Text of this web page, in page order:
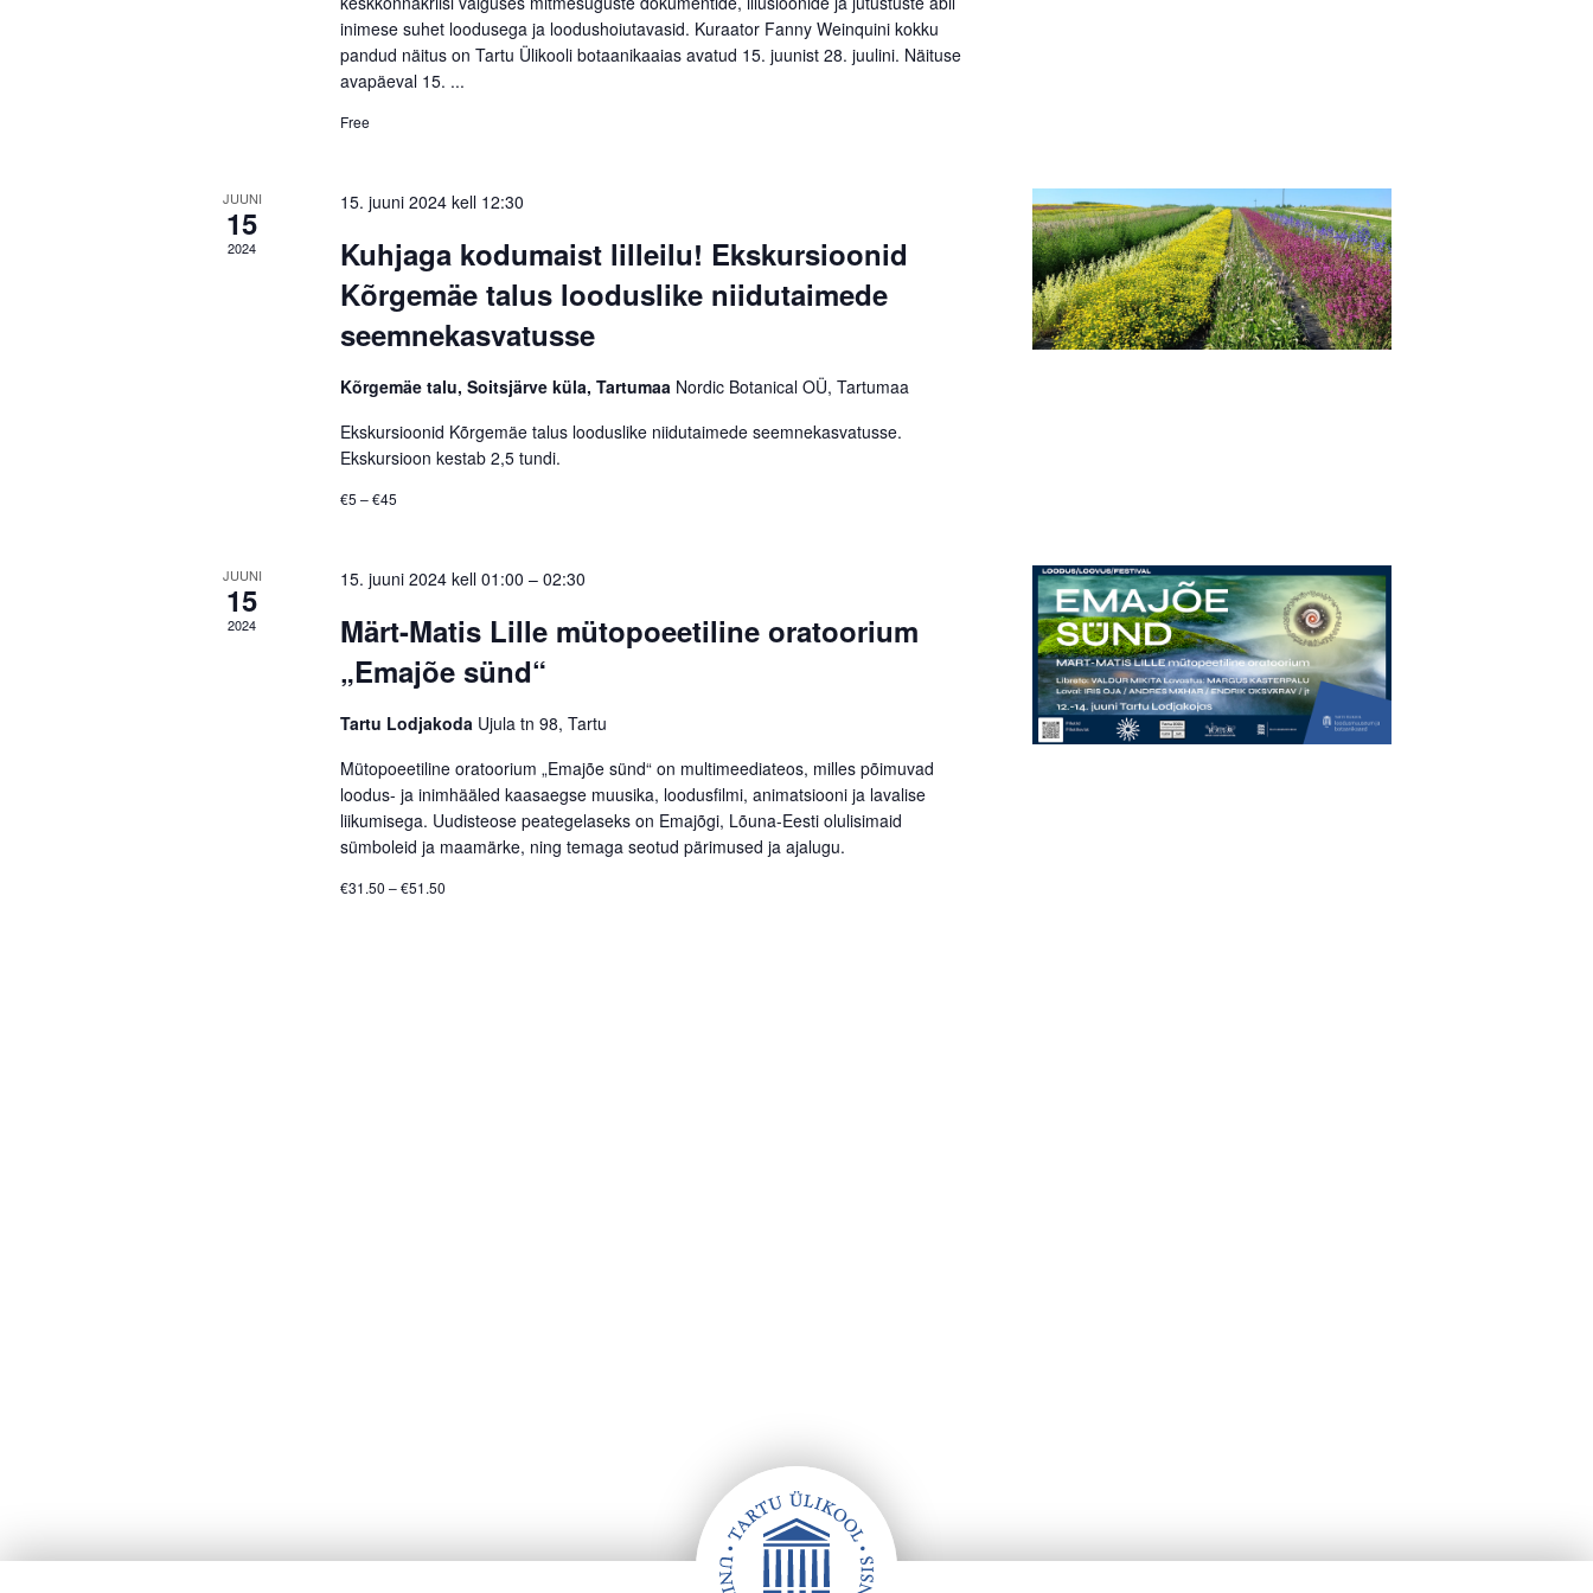
inimese suhet loodusega ja loodushoiutavasid. Kuraator Fanny Weinquini kokku
pandud näitus on Tartu Ülikooli botaanikaaias avatud 15. juunist 28. juulini. Näituse
avapäeval 15. ...
Free
JUUNI
15
2024
15. juuni 2024 kell 12:30
Kuhjaga kodumaist lilleilu! Ekskursioonid
Kõrgemäe talus looduslike niidutaimede
seemnekasvatusse
Kõrgemäe talu, Soitsjärve küla, Tartumaa Nordic Botanical OÜ, Tartumaa
Ekskursioonid Kõrgemäe talus looduslike niidutaimede seemnekasvatusse.
Ekskursioon kestab 2,5 tundi.
€5 – €45
JUUNI
15
2024
15. juuni 2024 kell 01:00 – 02:30
Märt-Matis Lille mütopoeetiline oratoorium
„Emajõe sünd“
Tartu Lodjakoda Ujula tn 98, Tartu
Mütopoeetiline oratoorium „Emajõe sünd“ on multimeediateos, milles põimuvad
loodus- ja inimhääled kaasaegse muusika, loodusfilmi, animatsiooni ja lavalise
liikumisega. Uudisteose peategelaseks on Emajõgi, Lõuna-Eesti olulisimaid
sümboleid ja maamärke, ning temaga seotud pärimused ja ajalugu.
€31.50 – €51.50